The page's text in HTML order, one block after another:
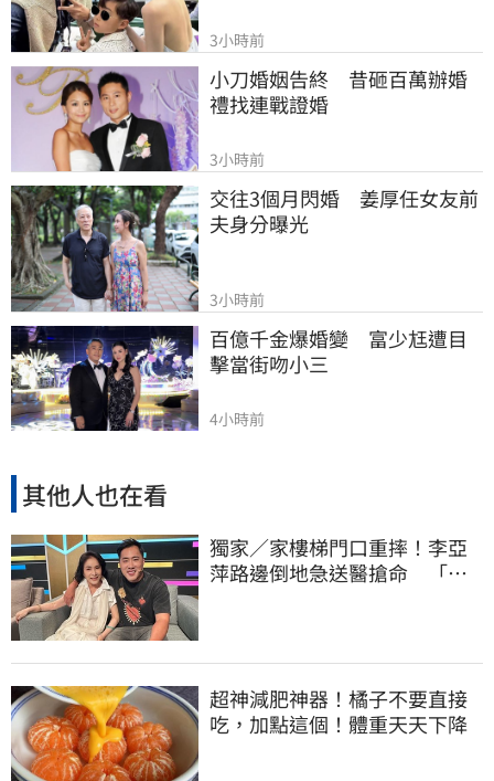
3小時前
小刀婚姻告終　昔砸百萬辦婚
禮找連戰證婚
3小時前
交往3個月閃婚　姜厚任女友前
夫身分曝光
3小時前
百億千金爆婚變　富少尪遭目
擊當街吻小三
4小時前
其他人也在看
獨家／家樓梯門口重摔！李亞
萍路邊倒地急送醫搶命 「最
超神減肥神器！橘子不要直接
吃，加點這個！體重天天下降